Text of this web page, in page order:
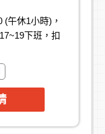
效獎金+福委
時間往後推
午休1小時)，
下班，扣
假日見紅休)